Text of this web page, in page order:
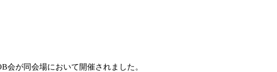
会が同会場において開催されました。